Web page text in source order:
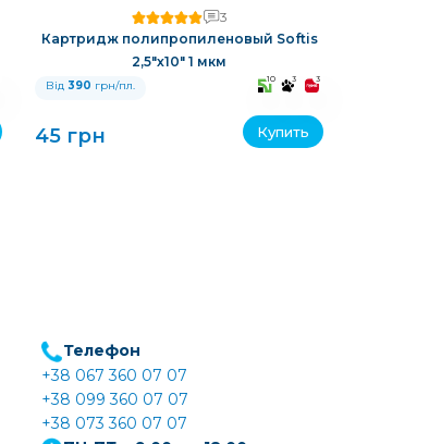
3
Картридж полипропиленовый Softis
2,5"х10" 1 мкм
Від 390 грн/пл. 10 3 3
45 грн Купить
Телефон
+38 067 360 07 07
+38 099 360 07 07
+38 073 360 07 07